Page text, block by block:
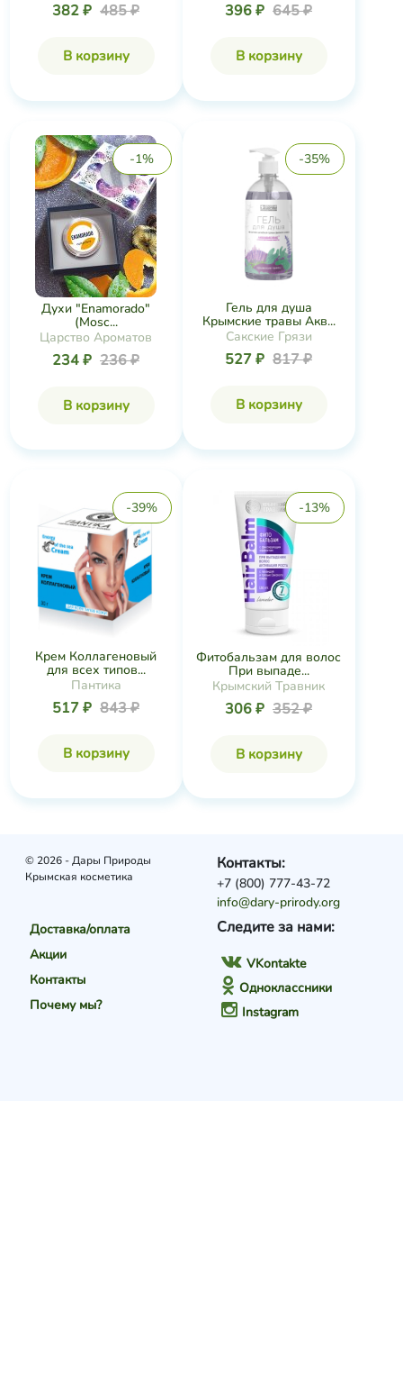
382 ₽ 485 ₽
В корзину
396 ₽ 645 ₽
В корзину
-1%
Духи "Enamorado"
(Mosc...
Царство Ароматов
234 ₽ 236 ₽
В корзину
-35%
Гель для душа
Крымские травы Акв...
Сакские Грязи
527 ₽ 817 ₽
В корзину
-39%
Крем Коллагеновый
для всех типов...
Пантика
517 ₽ 843 ₽
В корзину
-13%
Фитобальзам для волос
При выпаде...
Крымский Травник
306 ₽ 352 ₽
В корзину
© 2026 - Дары Природы
Крымская косметика
Доставка/оплата
Акции
Контакты
Почему мы?
Следите за нами:
VKontakte
Одноклассники
Instagram
Контакты:
+7 (800) 777-43-72
info@dary-prirody.org